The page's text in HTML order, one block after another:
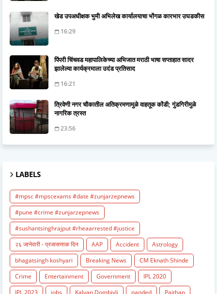
खेड उपअधीक्षक भुमी अभिलेख कार्यालयाचा भोंगळ कारभार उघडकीस
16:29
पिंपरी चिंचवड महापालिकेच्या अभिजात मराठी भाषा सप्ताहात सादर
झालेल्या कार्यक्रमाला उदंड प्रतिसाद
16:21
त्रिवेणी नगर चौकातील अतिक्रमणामुळे वाहतूक कोंडी; गुंडगिरीमुळे
नागरिक त्रस्त
23:56
LABELS
#mpsc #mpscexams #date #zunjarzepnews
#pune #crime #zunjarzepnews
#sushantsinghrajput #rheaarrested #justice
२६ जानेवारी - प्रजासत्ताक दिन
AAP Accident
Astrology
bhagatsingh koshyari
Breaking News
CM Eknath Shinde
Crime
Entertainment Government
IPL 2020
IPL 2023
jobs Kalyan Dombivli nanded
Paithan